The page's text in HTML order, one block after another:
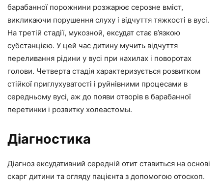
барабанної порожнини розжарює серозне вміст,
викликаючи порушення слуху і відчуття тяжкості в вусі.
На третій стадії, мукозной, ексудат стає в’язкою
субстанцією. У цей час дитину мучить відчуття
переливання рідини у вусі при нахилах і поворотах
голови. Четверта стадія характеризується розвитком
стійкої приглухуватості і руйнівними процесами в
середньому вусі, аж до появи отворів в барабанної
перетинки і розвитку холеастомы.
Діагностика
Діагноз ексудативний середній отит ставиться на основі
скарг дитини та огляду пацієнта з допомогою отоскоп.